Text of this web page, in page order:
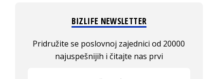
BIZLIFE NEWSLETTER
Pridružite se poslovnoj zajednici od 20000
najuspešnijih i čitajte nas prvi